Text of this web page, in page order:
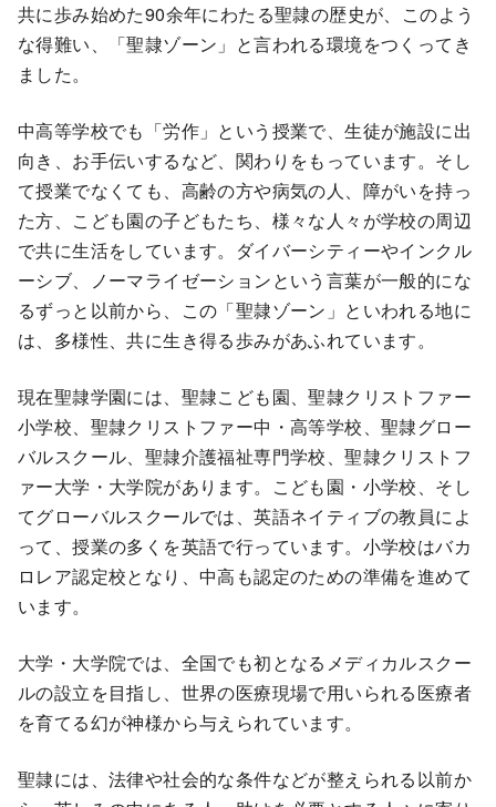
共に歩み始めた90余年にわたる聖隷の歴史が、このよう
な得難い、「聖隷ゾーン」と言われる環境をつくってき
ました。
中高等学校でも「労作」という授業で、生徒が施設に出
向き、お手伝いするなど、関わりをもっています。そし
て授業でなくても、高齢の方や病気の人、障がいを持っ
た方、こども園の子どもたち、様々な人々が学校の周辺
で共に生活をしています。ダイバーシティーやインクル
ーシブ、ノーマライゼーションという言葉が一般的にな
るずっと以前から、この「聖隷ゾーン」といわれる地に
は、多様性、共に生き得る歩みがあふれています。
現在聖隷学園には、聖隷こども園、聖隷クリストファー
小学校、聖隷クリストファー中・高等学校、聖隷グロー
バルスクール、聖隷介護福祉専門学校、聖隷クリストフ
ァー大学・大学院があります。こども園・小学校、そし
てグローバルスクールでは、英語ネイティブの教員によ
って、授業の多くを英語で行っています。小学校はバカ
ロレア認定校となり、中高も認定のための準備を進めて
います。
大学・大学院では、全国でも初となるメディカルスクー
ルの設立を目指し、世界の医療現場で用いられる医療者
を育てる幻が神様から与えられています。
聖隷には、法律や社会的な条件などが整えられる以前か